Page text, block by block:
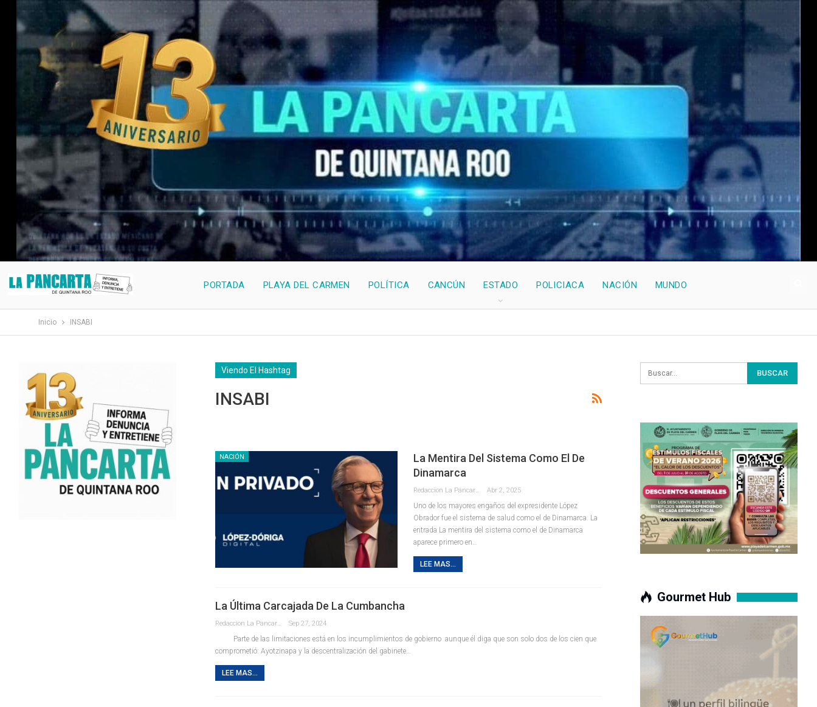
PORTADA PLAYA DEL CARMEN POLÍTICA CANCÚN ESTADO POLICIACA NACIÓN MUNDO
Inicio INSABI
Viendo El Hashtag
INSABI
NACIÓN
La Mentira Del Sistema Como El De
Dinamarca
Abr 2, 2025
Uno de los mayores engaños del expresidente López
Obrador fue el sistema de salud como el de Dinamarca. La
entrada La mentira del sistema como el de Dinamarca
aparece primero en…
LEE MAS...
La Última Carcajada De La Cumbancha
Sep 27, 2024
Parte de las limitaciones está en los incumplimientos de gobierno aunque él diga que son solo dos de los cien que
comprometió: Ayotzinapa y la descentralización del gabinete…
LEE MAS...
Gourmet Hub